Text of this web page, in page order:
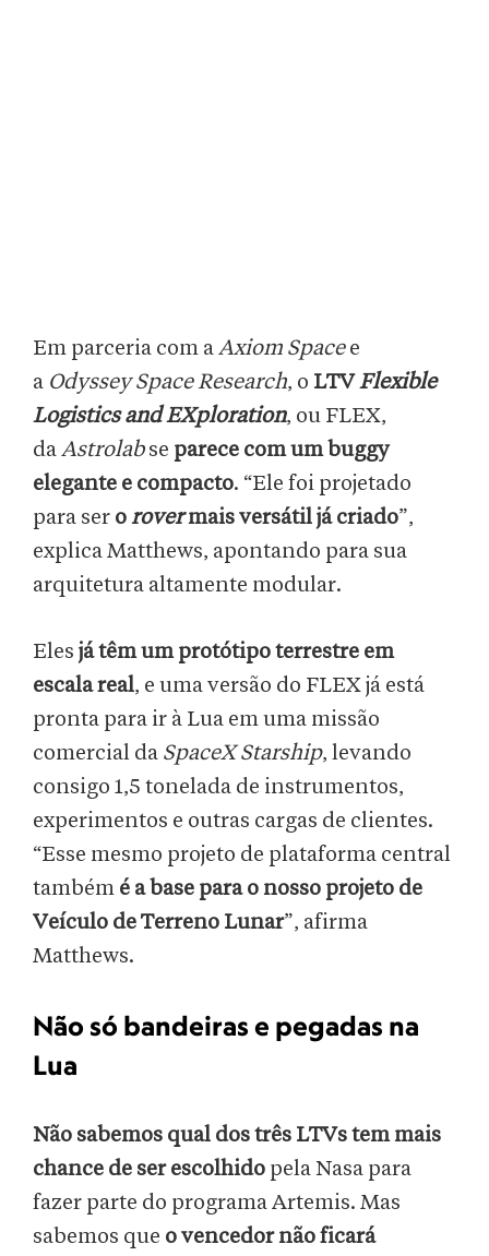
Em parceria com aAxiom Spacee
a Odyssey Space Research, o LTVFlexible
Logistics and EXploration, ou FLEX,
daAstrolabse parece com um buggy
elegante e compacto. “Ele foi projetado
para ser orovermais versátil já criado”,
explica Matthews, apontando para sua
arquitetura altamente modular.
Eles já têm um protótipo terrestre em
escala real, e uma versão do FLEX já está
pronta para ir à Lua em uma missão
comercial da SpaceX Starship, levando
consigo 1,5 tonelada de instrumentos,
experimentos e outras cargas de clientes.
“Esse mesmo projeto de plataforma central
também é a base para o nosso projeto de
Veículo de Terreno Lunar”, afirma
Matthews.
Não só bandeiras e pegadas na
Lua
Não sabemos qual dos três LTVs tem mais
chance de ser escolhido pela Nasa para
fazer parte do programa Artemis. Mas
sabemos que o vencedor não ficará